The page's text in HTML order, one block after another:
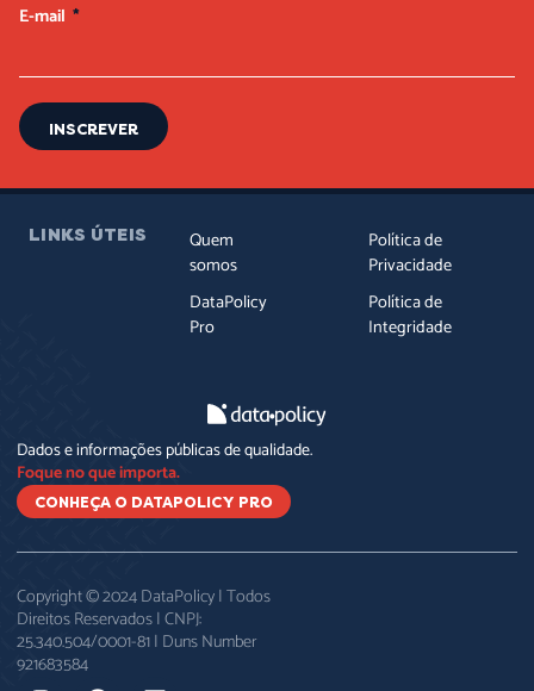
E-mail
INSCREVER
LINKS ÚTEIS
Quem
somos
DataPolicy
Pro
Política de
Privacidade
Política de
Integridade
Dados e informações públicas de qualidade.
Foque no que importa.
CONHEÇA O DATAPOLICY PRO
Copyright © 2024 DataPolicy | Todos
Direitos Reservados | CNPJ:
25.340.504/0001-81 | Duns Number
921683584